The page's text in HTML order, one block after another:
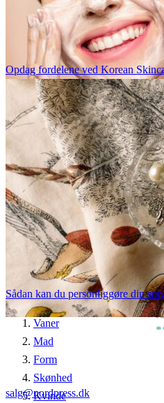
Opdag fordelene ved Korean
Sådan kan du personliggøre din
Vaner
Mad
Form
Skønhed
Kvinde
salg@nordpress.dk